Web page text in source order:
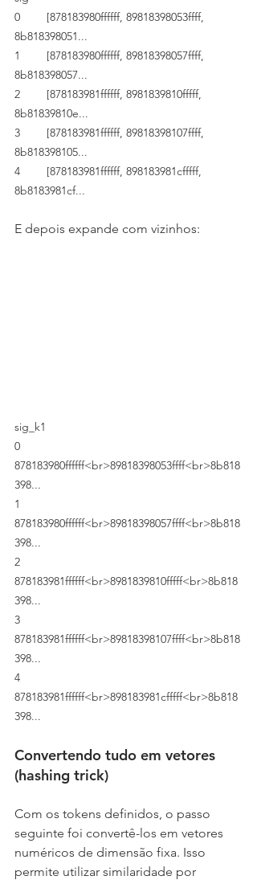
0	[878183980ffffff, 89818398053ffff,
8b818398051...
1	[878183980ffffff, 89818398057ffff,
8b818398057...
2	[878183981ffffff, 8981839810fffff,
8b81839810e...
3	[878183981ffffff, 89818398107ffff,
8b818398105...
4	[878183981ffffff, 898183981cfffff,
8b8183981cf...
E depois expande com vizinhos:
sig_k1
0
878183980ffffff<br>89818398053ffff<br>8b818
398...
1
878183980ffffff<br>89818398057ffff<br>8b818
398...
2
878183981ffffff<br>8981839810fffff<br>8b818
398...
3
878183981ffffff<br>89818398107ffff<br>8b818
398...
4
878183981ffffff<br>898183981cfffff<br>8b818
398...
Convertendo tudo em vetores
(hashing trick)
Com os tokens definidos, o passo
seguinte foi convertê-los em vetores
numéricos de dimensão fixa. Isso
permite utilizar similaridade por